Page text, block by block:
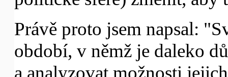
Právě proto jsem napsal:
období, v němž je daleko
a analyzovat možnosti